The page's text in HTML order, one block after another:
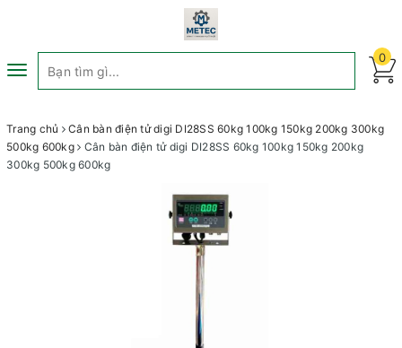
Toggle
navigation
0
Trang chủ
Cân bàn điện tử digi DI28SS 60kg 100kg 150kg 200kg 300kg
500kg 600kg
Cân bàn điện tử digi DI28SS 60kg 100kg 150kg 200kg
300kg 500kg 600kg